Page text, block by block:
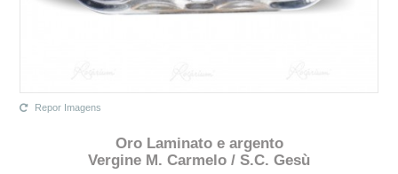
Repor Imagens
Oro Laminato e argento
Vergine M. Carmelo / S.C. Gesù